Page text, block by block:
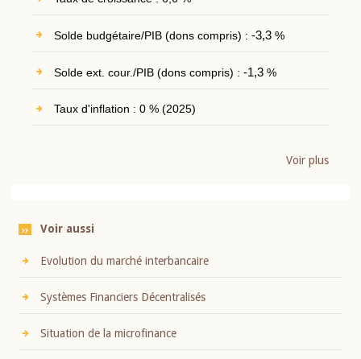
Solde budgétaire/PIB (dons compris) : -3,3%
Solde ext. cour./PIB (dons compris) : -1,3%
Taux d'inflation : 0 % (2025)
Voir plus
Voir aussi
Evolution du marché interbancaire
Systèmes Financiers Décentralisés
Situation de la microfinance